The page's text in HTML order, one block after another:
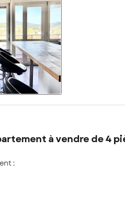
à vendre de 4
: